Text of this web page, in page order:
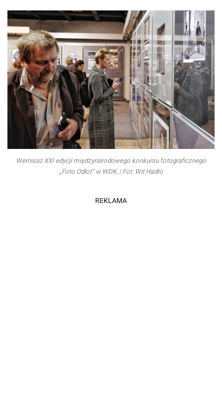
Wernisaż XXI edycji międzynarodowego konkursu fotograficznego
„Foto Odlot” w WDK. | Fot. Wit Hadło
REKLAMA